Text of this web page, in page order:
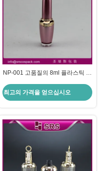
NP-001 고품질의 8ml 플라스틱 손
최고의 가격을 얻으십시오